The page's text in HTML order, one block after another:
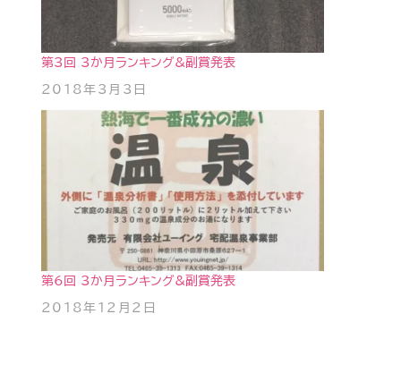
第3回 3か月ランキング&副賞発表
2018年3月3日
第6回 3か月ランキング&副賞発表
2018年12月2日